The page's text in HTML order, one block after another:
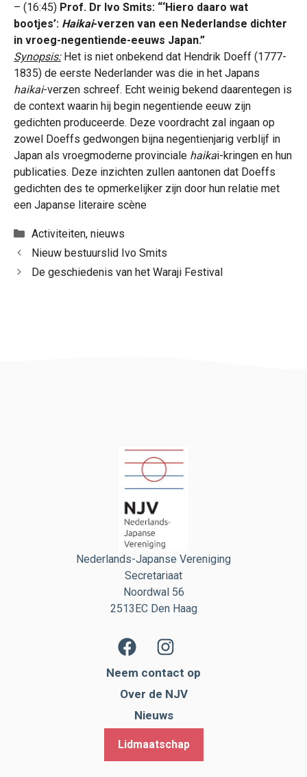
– (16:45) Prof. Dr Ivo Smits: “‘Hiero daaro wat
bootjes’: Haikai-verzen van een Nederlandse dichter
in vroeg-negentiende-eeuws Japan.”
Synopsis:Het is niet onbekend dat Hendrik Doeff (1777-
1835) de eerste Nederlander was die in het Japans
haikai-verzen schreef. Echt weinig bekend daarentegen is
de context waarin hij begin negentiende eeuw zijn
gedichten produceerde. Deze voordracht zal ingaan op
zowel Doeffs gedwongen bijna negentienjarig verblijf in
Japan als vroegmoderne provinciale haikai-kringen en hun
publicaties. Deze inzichten zullen aantonen dat Doeffs
gedichten des te opmerkelijker zijn door hun relatie met
een Japanse literaire scène
Categorieën
Activiteiten, nieuws
Nieuw bestuurslid Ivo Smits
De geschiedenis van het Waraji Festival
Nederlands-Japanse Vereniging
Secretariaat
Noordwal 56
2513EC Den Haag
Neem contact op
Over de NJV
Nieuws
Lidmaatschap